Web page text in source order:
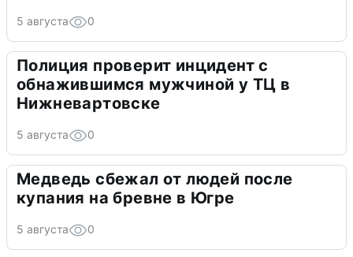
5 августа 0
Полиция проверит инцидент с
обнажившимся мужчиной у ТЦ в
Нижневартовске
5 августа 0
Медведь сбежал от людей после
купания на бревне в Югре
5 августа 0